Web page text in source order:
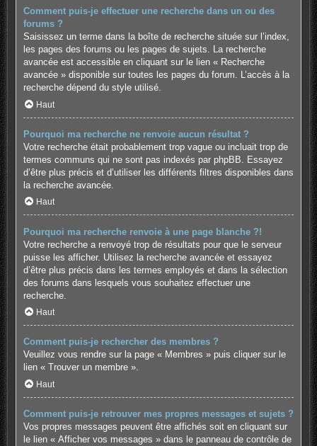
Comment puis-je effectuer une recherche dans un ou des
forums ?
Saisissez un terme dans la boîte de recherche située sur l’index,
les pages des forums ou les pages de sujets. La recherche
avancée est accessible en cliquant sur le lien « Recherche
avancée » disponible sur toutes les pages du forum. L’accès à la
recherche dépend du style utilisé.
Haut
Pourquoi ma recherche ne renvoie aucun résultat ?
Votre recherche était probablement trop vague ou incluait trop de
termes communs qui ne sont pas indexés par phpBB. Essayez
d’être plus précis et d’utiliser les différents filtres disponibles dans
la recherche avancée.
Haut
Pourquoi ma recherche renvoie à une page blanche ?!
Votre recherche a renvoyé trop de résultats pour que le serveur
puisse les afficher. Utilisez la recherche avancée et essayez
d’être plus précis dans les termes employés et dans la sélection
des forums dans lesquels vous souhaitez effectuer une
recherche.
Haut
Comment puis-je rechercher des membres ?
Veuillez vous rendre sur la page « Membres » puis cliquer sur le
lien « Trouver un membre ».
Haut
Comment puis-je retrouver mes propres messages et sujets ?
Vos propres messages peuvent être affichés soit en cliquant sur
le lien « Afficher vos messages » dans le panneau de contrôle de